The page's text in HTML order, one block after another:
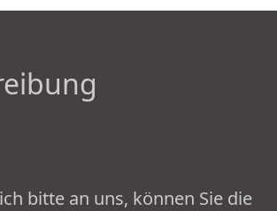
bitte an uns, können Sie die